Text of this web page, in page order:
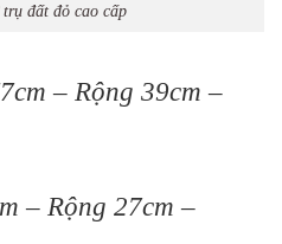
đất đỏ cao cấp
– Rộng 39cm –
– Rộng 27cm –